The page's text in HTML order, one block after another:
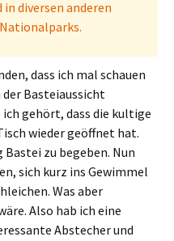
diversen anderen
dass ich mal schauen
Basteiaussicht
gehört, dass die kultige
wieder geöffnet hat.
zu begeben. Nun
sich kurz ins Gewimmel
Was aber
Also hab ich eine
Abstecher und